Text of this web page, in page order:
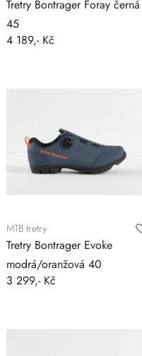
Tretry Bontrager Foray černá
45
4 189,- Kč
MTB tretry
Tretry Bontrager Evoke
modrá/oranžová 40
3 299,- Kč